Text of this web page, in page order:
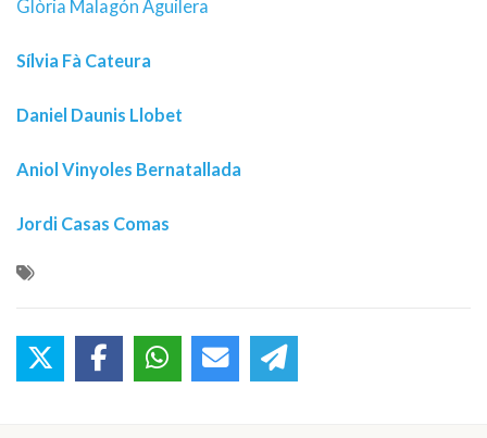
Glòria Malagón Aguilera
Sílvia Fà Cateura
Daniel Daunis Llobet
Aniol Vinyoles Bernatallada
Jordi Casas Comas